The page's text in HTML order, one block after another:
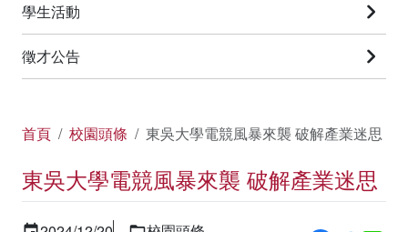
學生活動
徵才公告
首頁 校園頭條 東吳大學電競風暴來襲 破解產業迷思
東吳大學電競風暴來襲 破解產業迷思